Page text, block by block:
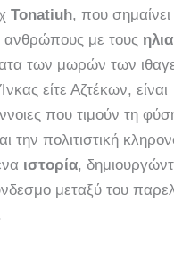
Tonatiuh, που σημαίνει
ανθρώπους με τους
των μωρών των
είτε Αζτέκων, είναι
που τιμούν τη
την πολιτιστική
ιστορία,
μεταξύ του